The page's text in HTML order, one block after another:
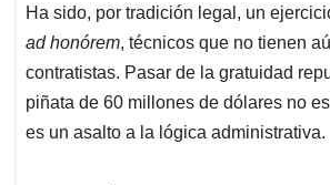
Ha sido, por tradición legal, un
ad honórem, técnicos que no tienen
contratistas. Pasar de la gratuidad
piñata de 60 millones de dólares no
es un asalto a la lógica administrativa.